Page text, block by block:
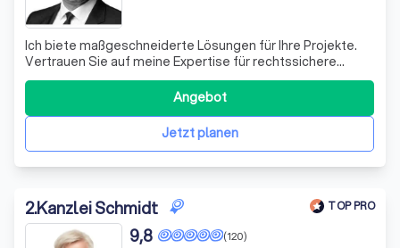
Ich biete maßgeschneiderte Lösungen für Ihre Projekte.
Vertrauen Sie auf meine Expertise für rechtssichere
Bauvorhaben und für baurechtliche Streitigkeiten.
Kontaktieren Sie mich für ein Erstgespräch!
Jetzt planen
Angebot
2.Kanzlei Schmidt TOP PRO
(120)
9,8